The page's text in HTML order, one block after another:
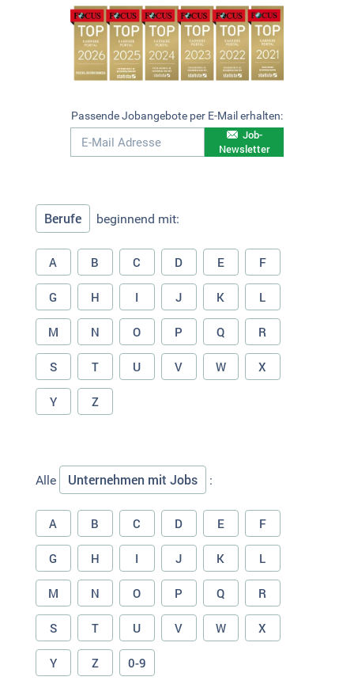
Passende Jobangebote per E-Mail erhalten:
Job-
Newsletter
Berufe beginnend mit:
A B C D E F
G H I J K L
M N O P Q R
S T U V W X
Y Z
Alle Unternehmen mit Jobs :
A B C D E F
G H I J K L
M N O P Q R
S T U V W X
Y Z 0-9